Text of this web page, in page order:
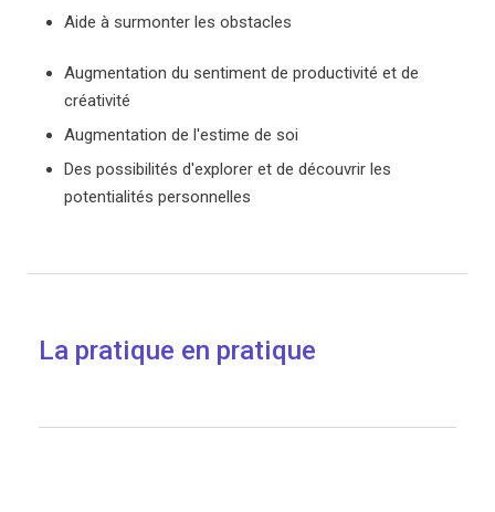
Aide à surmonter les obstacles
Augmentation du sentiment de productivité et de
créativité
Augmentation de l'estime de soi
Des possibilités d'explorer et de découvrir les
potentialités personnelles
La pratique en pratique